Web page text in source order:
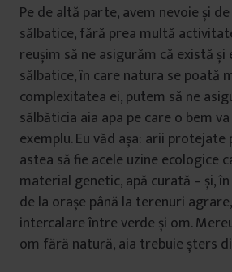
Pe de altă parte, avem nevoie și
sălbatice, fără prea multă
reușim să ne asigurăm că există și
sălbatice, în care natura se poată
complexitatea ei, putem să ne
sălbăticia aia apa pe care o bem
exemplu. Eu văd așa: arii
astea să fie acele uzine ecologice
material genetic, apă curată – și,
de la orașe până la terenuri
intercalare între verde și om.
om fără natură, aia trebuie șters